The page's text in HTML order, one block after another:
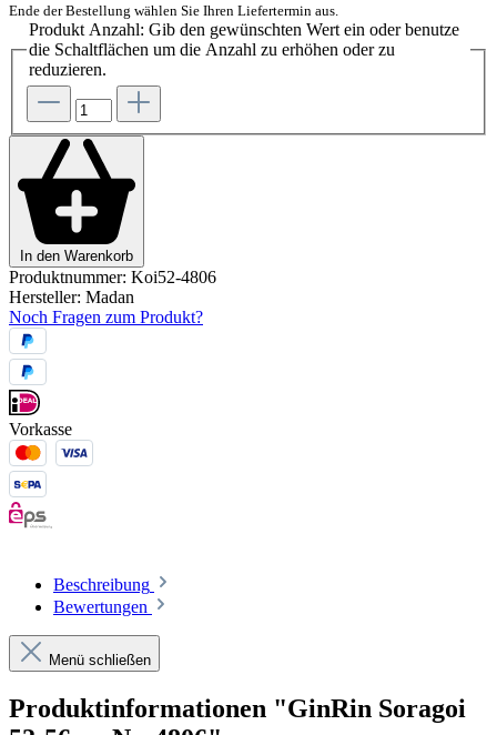
Ende der Bestellung wählen Sie Ihren Liefertermin aus.
Produkt Anzahl: Gib den gewünschten Wert ein oder benutze
die Schaltflächen um die Anzahl zu erhöhen oder zu
reduzieren.
In den Warenkorb
Produktnummer: Koi52-4806
Hersteller: Madan
Noch Fragen zum Produkt?
Vorkasse
Beschreibung
Bewertungen
Menü schließen
Produktinformationen "GinRin Soragoi